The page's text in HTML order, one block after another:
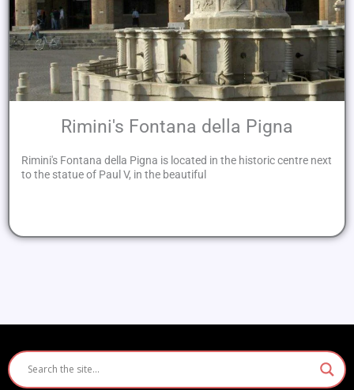
Rimini's Fontana della Pigna
Rimini's Fontana della Pigna is located in the historic centre next
to the statue of Paul V, in the beautiful